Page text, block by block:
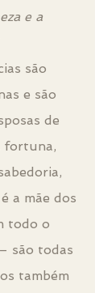
e a
e são
de
fortuna,
a mãe dos
todo o
são todas
também